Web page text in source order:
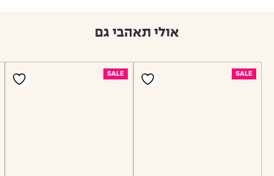
אולי תאהבי גם
SALE
SALE